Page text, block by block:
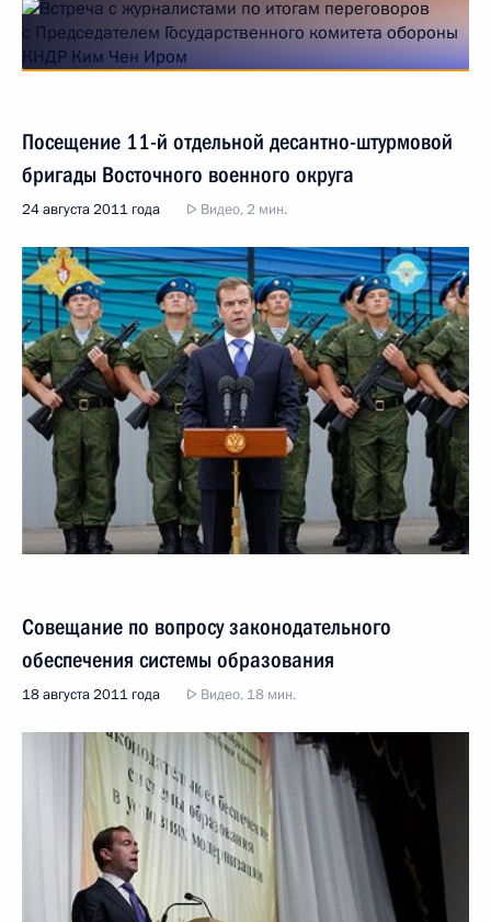
Посещение 11-й отдельной десантно-штурмовой
бригады Восточного военного округа
24 августа 2011 года Видео, 2 мин.
Совещание по вопросу законодательного
обеспечения системы образования
18 августа 2011 года Видео, 18 мин.